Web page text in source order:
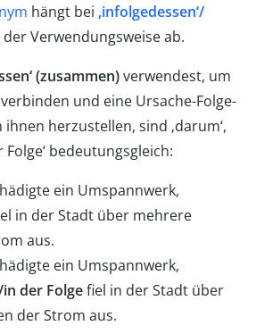
hängt bei ‚infolgedessen‘/
Verwendungsweise ab.
(zusammen)verwendest, um
und eine Ursache-Folge-
herzustellen, sind ‚darum‘,
Folge‘ bedeutungsgleich:
ein Umspannwerk,
in der Stadt über mehrere
aus.
ein Umspannwerk,
der Folgefiel in der Stadt über
der Strom aus.